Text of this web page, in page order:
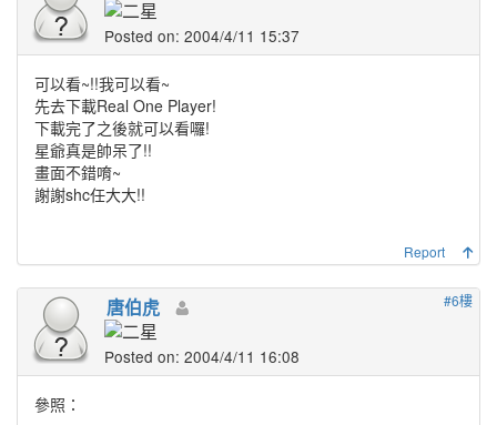
Posted on: 2004/4/11 15:37
可以看~!!我可以看~
先去下載Real One Player!
下載完了之後就可以看囉!
星爺真是帥呆了!!
畫面不錯唷~
謝謝shc任大大!!
Report
#6樓
唐伯虎
Posted on: 2004/4/11 16:08
參照：